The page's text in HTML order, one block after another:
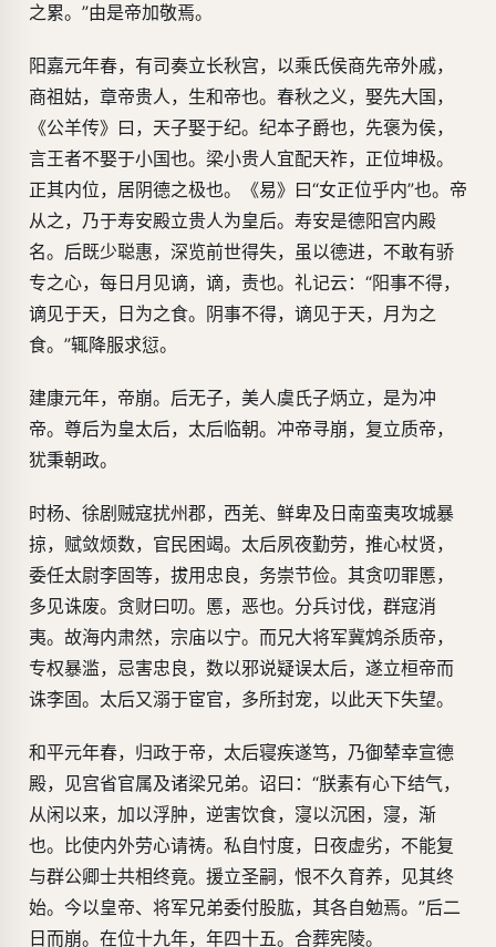
之累。”由是帝加敬焉。
阳嘉元年春，有司奏立长秋宫，以乘氏侯商先帝外戚，
商祖姑，章帝贵人，生和帝也。春秋之义，娶先大国，
《公羊传》曰，天子娶于纪。纪本子爵也，先褒为侯，
言王者不娶于小国也。梁小贵人宜配天祚，正位坤极。
正其内位，居阴德之极也。《易》曰“女正位乎内”也。帝
从之，乃于寿安殿立贵人为皇后。寿安是德阳宫内殿
名。后既少聪惠，深览前世得失，虽以德进，不敢有骄
专之心，每日月见谪，谪，责也。礼记云：“阳事不得，
谪见于天，日为之食。阴事不得，谪见于天，月为之
食。”辄降服求愆。
建康元年，帝崩。后无子，美人虞氏子炳立，是为冲
帝。尊后为皇太后，太后临朝。冲帝寻崩，复立质帝，
犹秉朝政。
时杨、徐剧贼寇扰州郡，西羌、鲜卑及日南蛮夷攻城暴
掠，赋敛烦数，官民困竭。太后夙夜勤劳，推心杖贤，
委任太尉李固等，拔用忠良，务崇节俭。其贪叨罪慝，
多见诛废。贪财曰叨。慝，恶也。分兵讨伐，群寇消
夷。故海内肃然，宗庙以宁。而兄大将军冀鸩杀质帝，
专权暴滥，忌害忠良，数以邪说疑误太后，遂立桓帝而
诛李固。太后又溺于宦官，多所封宠，以此天下失望。
和平元年春，归政于帝，太后寝疾遂笃，乃御辇幸宣德
殿，见宫省官属及诸梁兄弟。诏曰：“朕素有心下结气，
从闲以来，加以浮肿，逆害饮食，寖以沉困，寖，渐
也。比使内外劳心请祷。私自忖度，日夜虚劣，不能复
与群公卿士共相终竟。援立圣嗣，恨不久育养，见其终
始。今以皇帝、将军兄弟委付股肱，其各自勉焉。”后二
日而崩。在位十九年，年四十五。合葬宪陵。